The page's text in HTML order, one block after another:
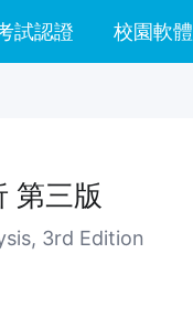
試認證 校園軟體
第三版
3rd Edition